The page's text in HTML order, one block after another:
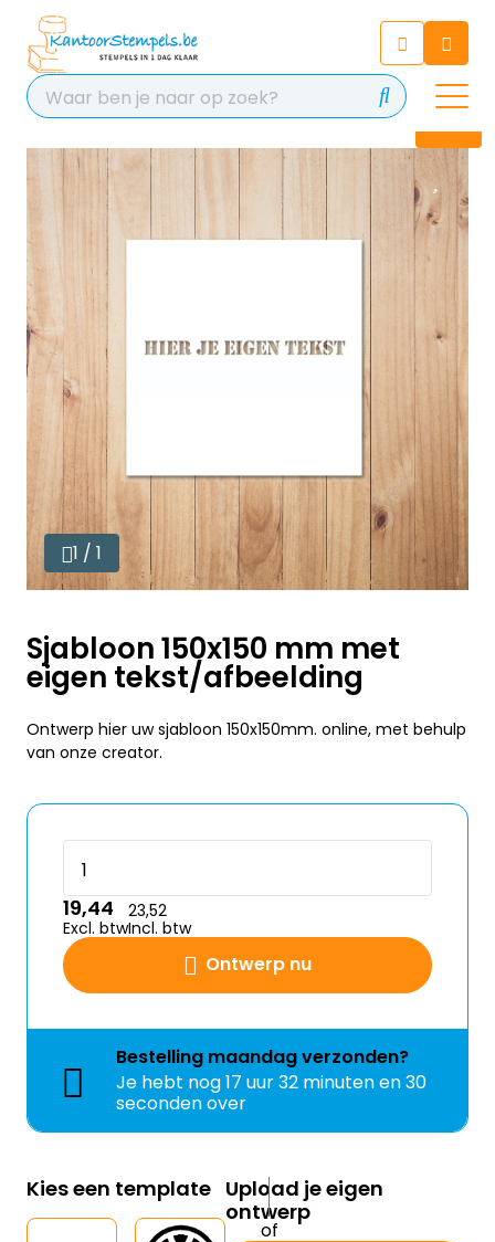
Chat 24/7 met onze chatbot
voor hulp
Contact
1 / 1
Sjabloon 150x150 mm met
eigen tekst/afbeelding
Ontwerp hier uw sjabloon 150x150mm. online, met behulp
van onze creator.
Ontwerp nu
19,44
Excl. btw
23,52
Incl. btw
Bestelling maandagverzonden?
Je hebt nog17 uur 32 minuten en 30
seconden over
Kies een template Upload je eigen
ontwerp